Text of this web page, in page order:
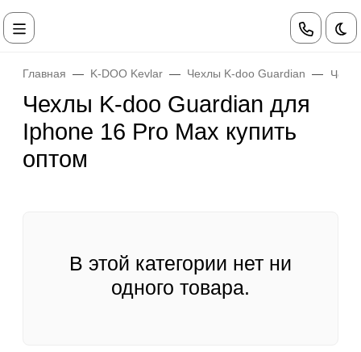
Главная K-DOO Kevlar Чехлы K-doo Guardian
Чехлы K-doo Guardian для
Iphone 16 Pro Max купить
оптом
В этой категории нет ни
одного товара.